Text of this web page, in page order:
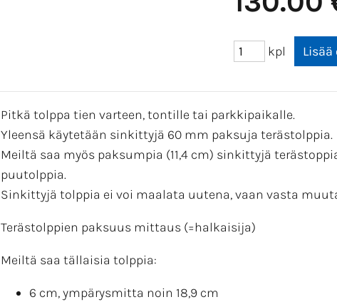
kpl
Pitkä tolppa tien varteen, tontille tai parkkipaikalle.
Yleensä käytetään sinkittyjä 60 mm paksuja terästolppia.
Meiltä saa myös paksumpia (11,4 cm) sinkittyjä
puutolppia.
Sinkittyjä tolppia ei voi maalata uutena, vaan vasta
Terästolppien paksuus mittaus (=halkaisija)
Meiltä saa tällaisia tolppia:
6 cm, ympärysmitta noin 18,9 cm